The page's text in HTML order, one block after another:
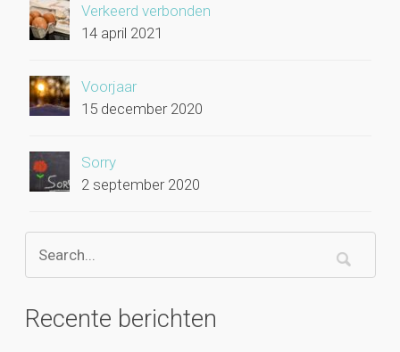
Verkeerd verbonden
14 april 2021
Voorjaar
15 december 2020
Sorry
2 september 2020
Recente berichten